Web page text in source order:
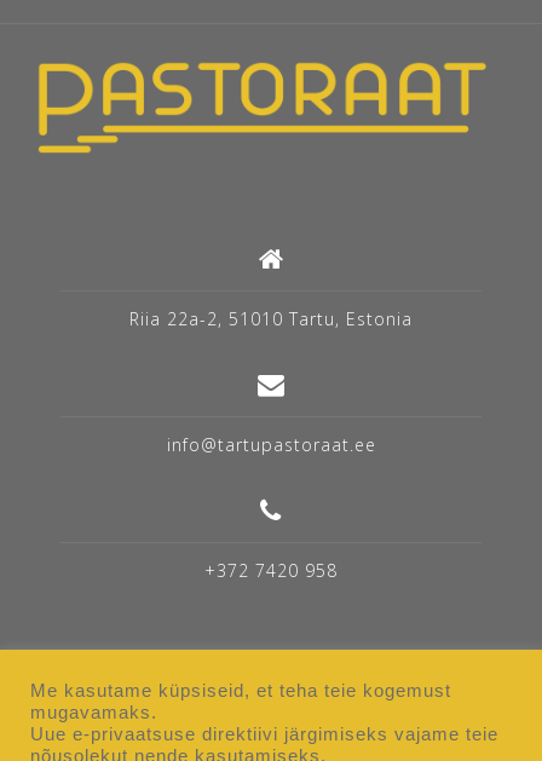
Riia 22a-2, 51010 Tartu, Estonia
info@tartupastoraat.ee
+372 7420 958
Elu Pastoraadis Ruumide rent
Me kasutame küpsiseid, et teha teie kogemust
mugavamaks.
Uue e-privaatsuse direktiivi järgimiseks vajame teie
nõusolekut nende kasutamiseks.